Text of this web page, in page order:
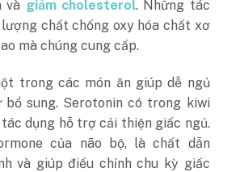
và giảm cholesterol. Những tác
chất chống oxy hóa chất xơ
mà chúng cung cấp.
trong các món ăn giúp dễ ngủ
bổ sung. Serotonin có trong kiwi
dụng hỗ trợ cải thiện giấc ngủ.
của não bộ, là chất dẫn
và giúp điều chỉnh chu kỳ giấc